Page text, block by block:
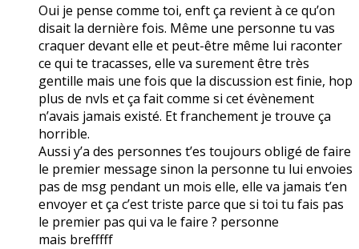
Oui je pense comme toi, enft ça revient à ce qu’on
disait la dernière fois. Même une personne tu vas
craquer devant elle et peut-être même lui raconter
ce qui te tracasses, elle va surement être très
gentille mais une fois que la discussion est finie, hop
plus de nvls et ça fait comme si cet évènement
n’avais jamais existé. Et franchement je trouve ça
horrible.
Aussi y’a des personnes t’es toujours obligé de faire
le premier message sinon la personne tu lui envoies
pas de msg pendant un mois elle, elle va jamais t’en
envoyer et ça c’est triste parce que si toi tu fais pas
le premier pas qui va le faire ? personne
mais brefffff